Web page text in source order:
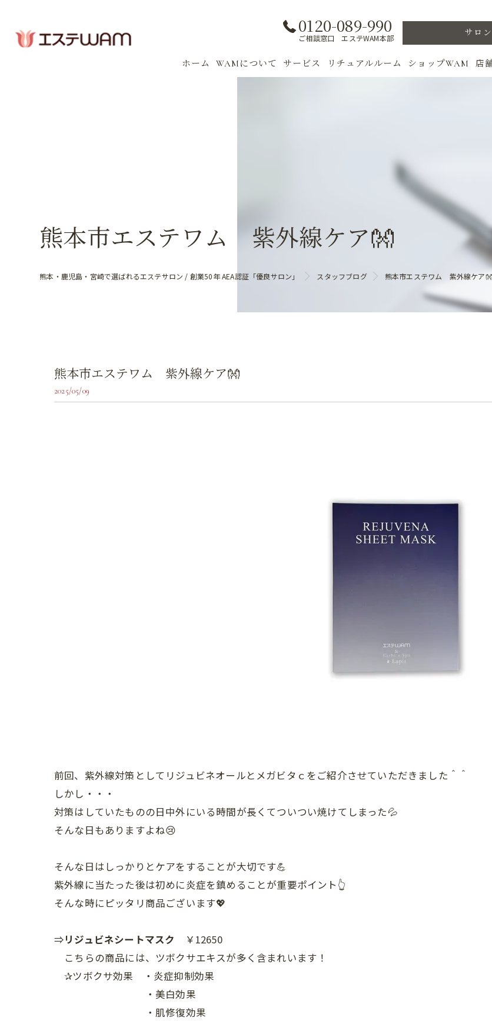
0120-089-990
ご相談窓口 エステWAM本部
サロ
ホーム WAMについて サービス
女性専用フィットネス
リチュアルルーム ショップWAM 店
熊本市エステワム 紫外線ケア👐
熊本・鹿児島・宮崎で選ばれるエステサロン / 創業50年 AEA認証「優良サロン」 スタッフブログ 熊本市エステワム 紫外線ケア👐
熊本市エステワム 紫外線ケア👐
2025/05/09
前回、紫外線対策としてリジュビネオールとメガビタｃをご紹介させていただきました＾＾
しかし・・・
対策はしていたものの日中外にいる時間が長くてついつい焼けてしまった💦
そんな日もありますよね😢
そんな日はしっかりとケアをすることが大切です💪
紫外線に当たった後は初めに炎症を鎮めることが重要ポイント👆
そんな時にピッタリ商品ございます💖
⇒リジュビネシートマスク
￥12650
こちらの商品には、ツボクサエキスが多く含まれいます！
✰ツボクサ効果 ・炎症抑制効果
・美白効果
・肌修復効果